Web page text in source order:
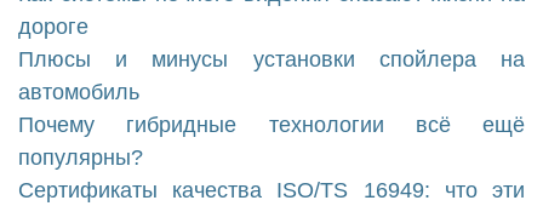
дороге
Плюсы и минусы установки спойлера на
автомобиль
Почему гибридные технологии всё ещё
популярны?
Сертификаты качества ISO/TS 16949: что эти